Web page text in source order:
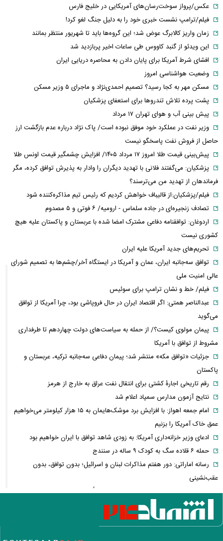
عکس/پرواز سوخت‌رسان‌های آمریکایی در خلیج فارس
فیلم/ترامپ نشست خبری خود را به دلیل جنگ لغو کرد!
زمان واریز کالابرگ عوض شد؛ این گروه‌ها باید تا شهریور منتظر بمانند
این ویدئو از گنبد کاووس طی ساعات اخیر پربازدید شد
افشای شرط آمریکا برای پایان دادن به محاصره دریایی ایران
وضعیت هواشناسی امروز
مسکن مهر به کجا رسید؟ تصمیم احمدی‌نژاد و ماجرای ۵ وزیر مسکن
پشت پرده تلاش تندروها برای استعفای پزشکیان
پیش بینی آب و هوای تهران ۱۷ مرداد
وزیر نفت در عملکرد خود موفق نبوده است/ پاک نژاد درباره عدم بازگشت ارز
حاصل از فروش نفت پاسخگو نیست
پیش‌بینی قیمت طلا امروز ۱۷ مرداد ۱۴۰۵/ افزایش چشمگیر قیمت اونس طلا
پزشکیان: می‌گفتند فلانی با تهدید دیگران را وادار به پذیرش توافق کرده، مگر
فرماندهان از تهدید من می‌ترسند؟
فیلم/پزشکیان:از قالیباف خواهش کردیم که رئیس تیم مذاکره‌کننده شود
تصادف زنجیره‌ای در جاده سلماس - ارومیه/ ۶ فوتی و ۵ مصدوم
اردوغان: توافقنامه دفاعی مشترک امضا شده با عربستان و پاکستان علیه هیچ
کشوری نیست
تحریم‌های جدید آمریکا علیه ایران
توافق سه‌جانبه ایران، عمان و آمریکا در ایستگاه آخر/چشم‌ها به تصمیم شورای
عالی امنیت ملی
فیلم/ خط و نشان ترامپ برای سوئیس
عبدالناصر همتی: اگر اقتصاد ایران در حال فروپاشی بود، چرا آمریکا از توافق
می‌گوید
پیمان مولوی کیست؟/ از حمله به سیاست‌های دولت چهاردهم تا طرفداری
مشروط از توافق با آمریکا
جزئیات «توافق مکه» منتشر شد؛ پیمان دفاعی سه‌جانبه ترکیه، عربستان و
پاکستان
رقم تاریخی اجارۀ کشتی برای انتقال نفت عراق به خارج از هرمز
نتایج آزمون مدارس سمپاد اعلام شد
امام‌ جمعه اهواز: با افزایش برد موشک‌هایمان به ۱۵ هزار کیلومتر می‌خواهیم
عمق خاک آمریکا را بزنیم
ادعای وزیر خزانه‌داری آمریکا: به زودی شاهد توافق با ایران خواهیم بود
حمله ۶ قلاده سگ به کودک ۹ ساله در سنندج
رسانه اماراتی: دور هفتم مذاکرات لبنان و اسرائیل؛ بدون توافق، بدون
عقب‌نشینی
یک لایحه، هزار سؤال؛ سهم ایران از خزر واقعاً در خطر است؟
با وجود جنگ و تحریم می‌توان شرایط اقتصادی را بهبود بخشید
خبر مهم برای بازنشستگان/ شرط جدید بازنشستگی اعلام شد